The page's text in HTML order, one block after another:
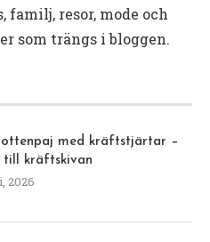
resor, mode och
som trängs i bloggen.
med kräftstjärtar –
till kräftskivan
2026